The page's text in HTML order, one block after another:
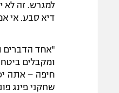
למגרש. זה לא
דיא סבע. אי
"אחד הדברים
ומקבלים
חיפה – אתה
שחקני פינג